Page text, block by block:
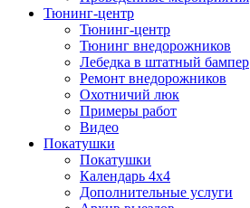
Тюнинг-центр
Тюнинг-центр
Тюнинг внедорожников
Лебедка в штатный бампер
Ремонт внедорожников
Охотничий люк
Примеры работ
Видео
Покатушки
Покатушки
Календарь 4х4
Дополнительные услуги